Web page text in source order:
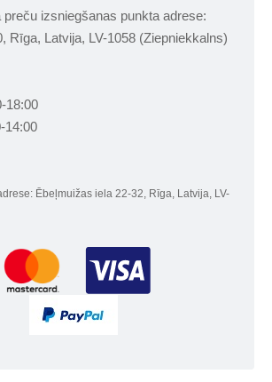
preču izsniegšanas punkta adrese:
Rīga, Latvija, LV-1058 (Ziepniekkalns)
18:00
14:00
Ēbeļmuižas iela 22-32, Rīga, Latvija, LV-